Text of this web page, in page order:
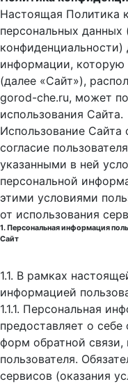
Настоящая Политика
персональных данных
информации, которую
(далее «Сайт»),
gorod-che.ru, может
использования Cайта.
Использование Сайта
согласие
указанными в ней
персональной
этими условиями
от использования
1. Персональная информация
Сайт
1.1. В рамках
информацией
1.1.1. Персональная
предоставляет о
форм обратной
пользователя.
сервисов (оказания